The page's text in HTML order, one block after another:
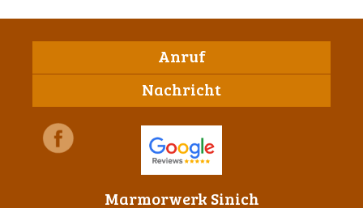
Anruf
Nachricht
Marmorwerk Sinich